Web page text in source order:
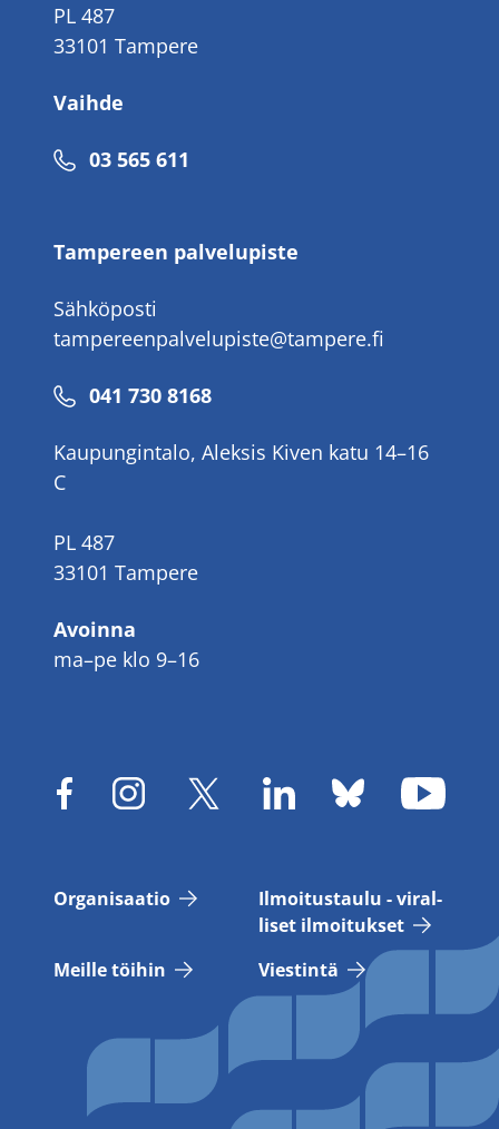
PL 487
33101 Tampere
Vaihde
Puhelinnumero
03 565 611
Tampereen palvelupiste
Sähköposti
tampereenpalvelupiste@tampere.fi
Puhelinnumero
041 730 8168
Kaupungintalo, Aleksis Kiven katu 14–16
C
PL 487
33101 Tampere
Avoinna
ma–pe klo 9–16
Or­ga­ni­saa­tio
Il­moi­tus­tau­lu - vi­ral­
li­set il­moi­tuk­set
Meil­le töi­hin
Vies­tin­tä